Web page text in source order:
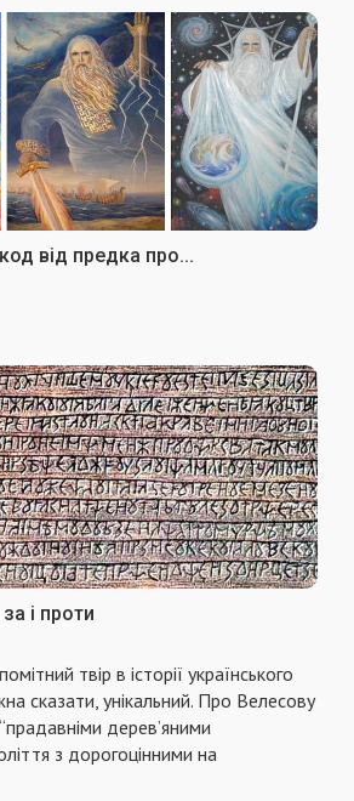
від предка про...
і проти
твір в історії українського
сказати, унікальний. Про Велесову
дерев’яними
з дорогоцінними на